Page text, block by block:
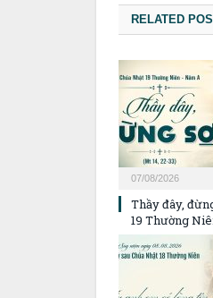
RELATED
07/08/2026
Thầy đây,
19 Thường